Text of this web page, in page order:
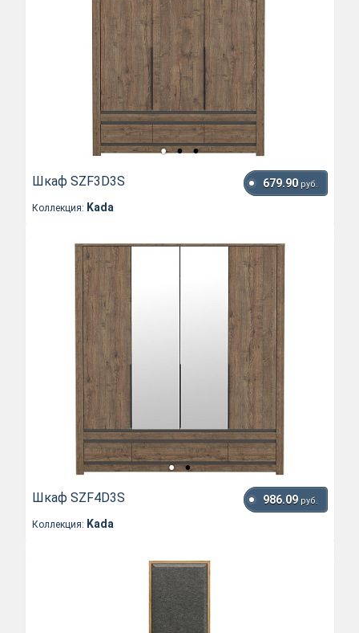
Шкаф SZF3D3S 679.90 руб.
Коллекция: Kada
Шкаф SZF4D3S 986.09 руб.
Коллекция: Kada